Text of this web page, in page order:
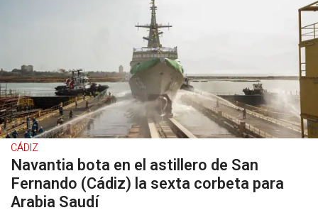
CÁDIZ
Navantia bota en el astillero de San
Fernando (Cádiz) la sexta corbeta para
Arabia Saudí